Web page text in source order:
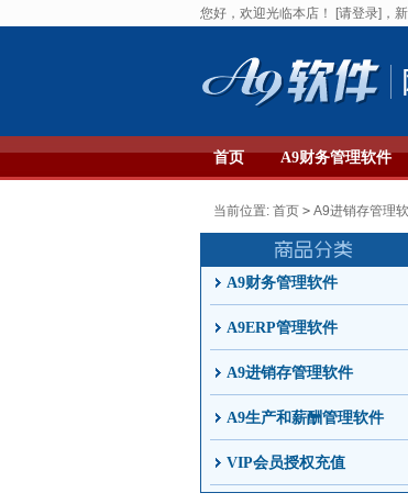
您好，欢迎光临本店！ [请登录] ，
首页 A9财务管理软件
当前位置: 首页 > A9进销存管理
A9财务管理软件
A9ERP管理软件
A9进销存管理软件
A9生产和薪酬管理软件
VIP会员授权充值